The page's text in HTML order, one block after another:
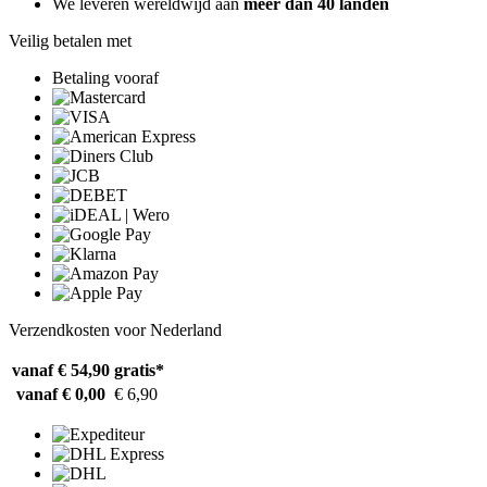
We leveren wereldwijd aan meer dan 40 landen
Veilig betalen met
Betaling vooraf
Verzendkosten voor Nederland
vanaf € 54,90 gratis*
vanaf € 0,00 € 6,90